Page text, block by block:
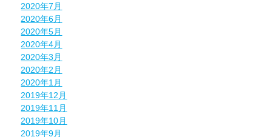
2020年7月
2020年6月
2020年5月
2020年4月
2020年3月
2020年2月
2020年1月
2019年12月
2019年11月
2019年10月
2019年9月